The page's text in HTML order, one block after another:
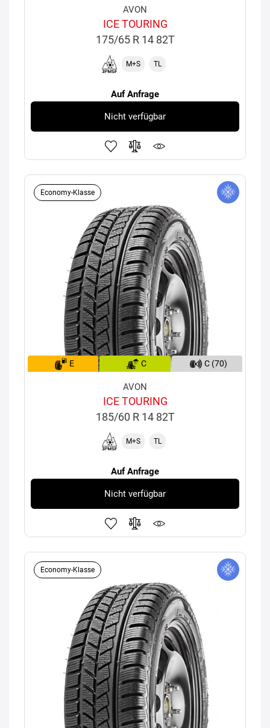
AVON
ICE TOURING
175/65 R 14 82T
M+S TL
Auf Anfrage
Nicht verfügbar
Economy-Klasse
E C C (70)
AVON
ICE TOURING
185/60 R 14 82T
M+S TL
Auf Anfrage
Nicht verfügbar
Economy-Klasse